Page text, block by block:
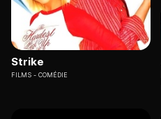
Strike
FILMS COMÉDIE